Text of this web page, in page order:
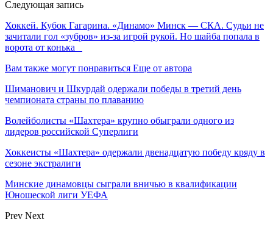
Следующая запись
Хоккей. Кубок Гагарина. «Динамо» Минск — СКА. Судьи не
зачитали гол «зубров» из-за игрой рукой. Но шайба попала в
ворота от конька
Вам также могут понравиться Еще от автора
Шиманович и Шкурдай одержали победы в третий день
чемпионата страны по плаванию
Волейболисты «Шахтера» крупно обыграли одного из
лидеров российской Суперлиги
Хоккеисты «Шахтера» одержали двенадцатую победу кряду в
сезоне экстралиги
Минские динамовцы сыграли вничью в квалификации
Юношеской лиги УЕФА
Prev Next